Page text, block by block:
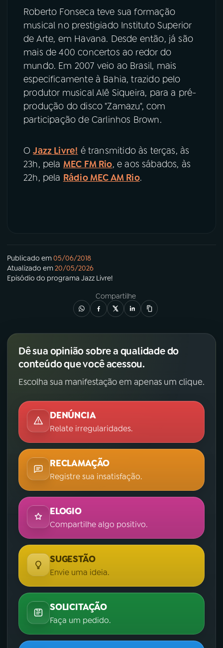
Roberto Fonseca teve sua formação
musical no prestigiado Instituto Superior
de Arte, em Havana. Desde então, já são
mais de 400 concertos ao redor do
mundo. Em 2007 veio ao Brasil, mais
especificamente à Bahia, trazido pelo
produtor musical Alê Siqueira, para a pré-
produção do disco "Zamazu", com
participação de Carlinhos Brown.
OJazz Livre! é transmitido às terças, às
23h, pela MEC FM Rio, e aos sábados, às
22h, pela Rádio MEC AM Rio.
Publicado em05/06/2018
Atualizado em20/05/2026
Episódio do programa Jazz Livre!
Compartilhe
Dê sua opinião sobre a qualidade do
conteúdo que você acessou.
Escolha sua manifestação em apenas um clique.
DENÚNCIA
Relate irregularidades.
RECLAMAÇÃO
Registre sua insatisfação.
ELOGIO
Compartilhe algo positivo.
SUGESTÃO
Envie uma ideia.
SOLICITAÇÃO
Faça um pedido.